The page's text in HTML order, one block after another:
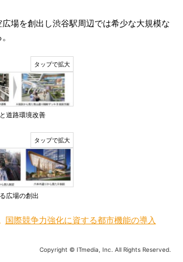
場を創出し渋谷駅周辺では希少な大規模な
道路環境改善
広場の創出
国際競争力強化に資する都市機能の導入
Copyright © ITmedia, Inc. All Rights Reserved.